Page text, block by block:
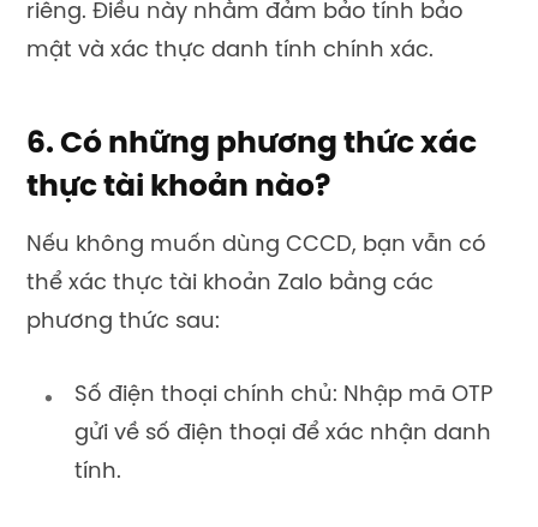
riêng. Điều này nhằm đảm bảo tính bảo
mật và xác thực danh tính chính xác.
6. Có những phương thức xác
thực tài khoản nào?
Nếu không muốn dùng CCCD, bạn vẫn có
thể xác thực tài khoản Zalo bằng các
phương thức sau:
Số điện thoại chính chủ: Nhập mã OTP
gửi về số điện thoại để xác nhận danh
tính.